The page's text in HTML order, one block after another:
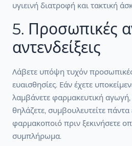
υγιεινή διατροφή και τακτική
5. Προσωπικές
αντενδείξεις
Λάβετε υπόψη τυχόν προσωπικές
ευαισθησίες. Εάν έχετε
λαμβάνετε φαρμακευτική αγωγή,
θηλάζετε, συμβουλευτείτε πάντα
φαρμακοποιό πριν ξεκινήσετε
συμπλήρωμα.